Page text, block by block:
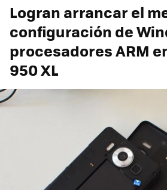
Logran arrancar el
configuración de
procesadores ARM
950 XL